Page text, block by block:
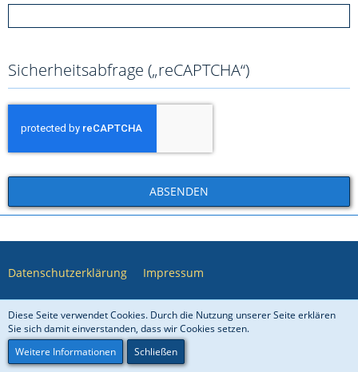
Sicherheitsabfrage („reCAPTCHA“)
Datenschutzerklärung Impressum
Community-Software:WoltLab Suite™ 5.4.7
COSIREX© 2006 – 2026
Diese Seite verwendet Cookies. Durch die Nutzung unserer Seite erklären
Sie sich damit einverstanden, dass wir Cookies setzen.
Weitere Informationen
Schließen